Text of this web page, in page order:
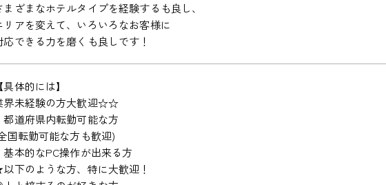
まざまなホテルタイプを経験するも良し、
リアを変えて、いろいろなお客様に
応できる力を磨くも良しです！
具体的には】
界未経験の方大歓迎☆☆
都道府県内転勤可能な方
国転勤可能な方も歓迎)
基本的なPC操作が出来る方
下のような方、特に大歓迎！